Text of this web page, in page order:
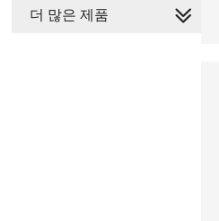
더 많은 제품